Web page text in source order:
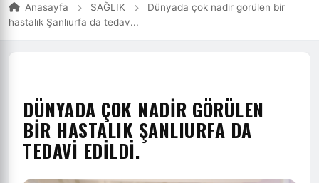
Anasayfa SAĞLIK
Dünyada çok nadir görülen bir
hastalık Şanlıurfa da tedav...
DÜNYADA ÇOK NADIR GÖRÜLEN
BIR HASTALIK ŞANLIURFA DA
TEDAVI EDILDI.